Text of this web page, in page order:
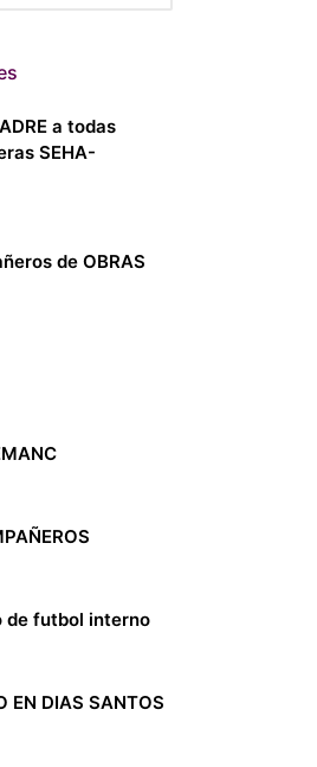
a todas
SEHA-
de OBRAS
de futbol interno
EN DIAS SANTOS